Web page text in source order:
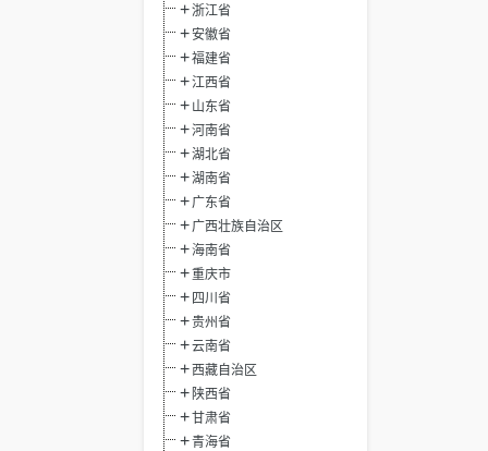
浙江省
安徽省
福建省
江西省
山东省
河南省
湖北省
湖南省
广东省
广西壮族自治区
海南省
重庆市
四川省
贵州省
云南省
西藏自治区
陕西省
甘肃省
青海省